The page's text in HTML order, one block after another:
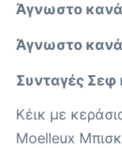
Άγνωστο
Άγνωστο
Συνταγές Σεφ
Κέικ με
Moelleux